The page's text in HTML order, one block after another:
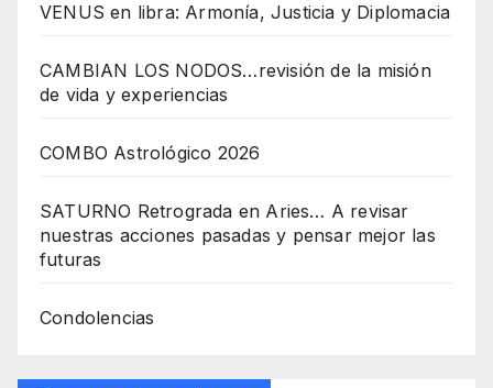
VENUS en libra: Armonía, Justicia y Diplomacia
CAMBIAN LOS NODOS…revisión de la misión
de vida y experiencias
COMBO Astrológico 2026
SATURNO Retrograda en Aries… A revisar
nuestras acciones pasadas y pensar mejor las
futuras
Condolencias